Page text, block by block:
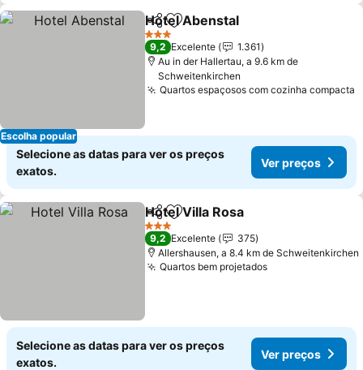
Escolha popular
PartilharAdicionar aos favoritos
Hotel Abenstal
3 Estrelas
9,2 Excelente
1.361
Au in der Hallertau, a 9.6 km de
Schweitenkirchen
Quartos espaçosos com cozinha compacta
Selecione as datas para ver os preços
exatos.
Ver preços
PartilharAdicionar aos favoritos
Hotel Villa Rosa
3 Estrelas
9,2 Excelente
375
Allershausen, a 8.4 km de Schweitenkirchen
Quartos bem projetados
Selecione as datas para ver os preços
exatos.
Ver preços